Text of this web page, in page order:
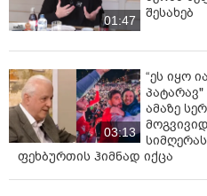
01:47
შესახებ
03:13
“ეს იყო
ამაზე
ფეხბურთის ჰიმნად იქცა